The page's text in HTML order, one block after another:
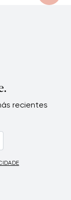
recientes